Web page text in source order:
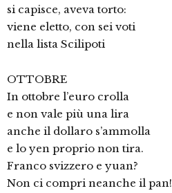
si capisce, aveva torto:
viene eletto, con sei voti
nella lista Scilipoti
OTTOBRE
In ottobre l’euro crolla
e non vale più una lira
anche il dollaro s’ammolla
e lo yen proprio non tira.
Franco svizzero e yuan?
Non ci compri neanche il pan!